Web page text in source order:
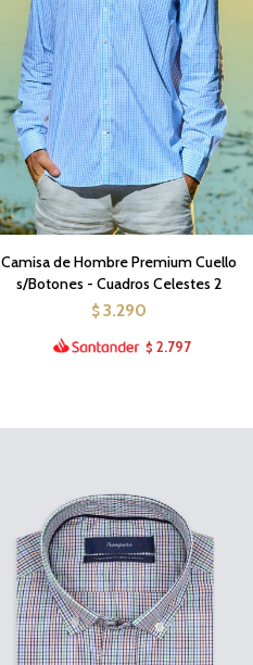
Camisa de Hombre Premium Cuello
s/Botones - Cuadros Celestes 2
$ 3.290
$ 2.797